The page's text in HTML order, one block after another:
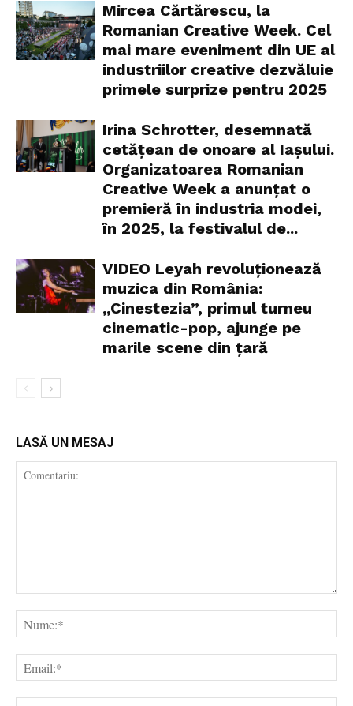
Mircea Cărtărescu, la
Romanian Creative Week. Cel
mai mare eveniment din UE al
industriilor creative dezvăluie
primele surprize pentru 2025
Irina Schrotter, desemnată
cetățean de onoare al Iașului.
Organizatoarea Romanian
Creative Week a anunțat o
premieră în industria modei,
în 2025, la festivalul de...
VIDEO Leyah revoluționează
muzica din România:
„Cinestezia”, primul turneu
cinematic-pop, ajunge pe
marile scene din țară
LASĂ UN MESAJ